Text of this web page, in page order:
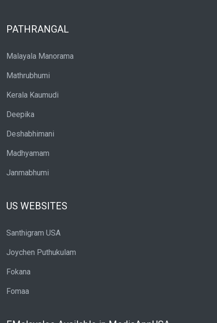
PATHRANGAL
Malayala Manorama
Mathrubhumi
Kerala Kaumudi
Deepika
Deshabhimani
Madhyamam
Janmabhumi
US WEBSITES
Santhigram USA
Joychen Puthukulam
Fokana
Fomaa